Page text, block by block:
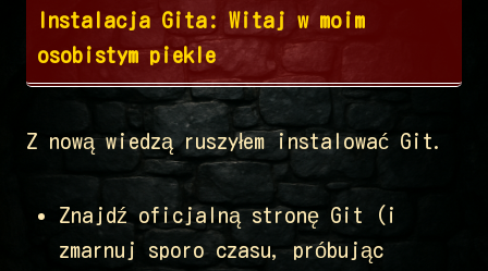
Instalacja Gita: Witaj w moim
osobistym piekle
Z nową wiedzą ruszyłem instalować Git.
Znajdź oficjalną stronę Git (i
zmarnuj sporo czasu, próbując